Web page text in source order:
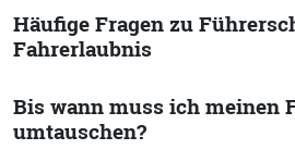
Häufige Fragen zu
Fahrerlaubnis
Bis wann muss ich meinen
umtauschen?